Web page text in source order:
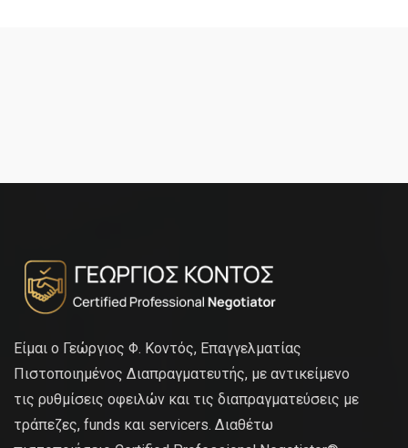
Είμαι ο Γεώργιος Φ. Κοντός, Επαγγελματίας
Πιστοποιημένος Διαπραγματευτής, με αντικείμενο
τις ρυθμίσεις οφειλών και τις διαπραγματεύσεις με
τράπεζες, funds και servicers. Διαθέτω